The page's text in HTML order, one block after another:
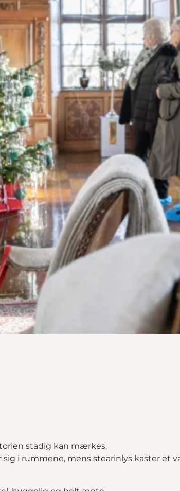
stadig kan mærkes.
i rummene, mens stearinlys kaster